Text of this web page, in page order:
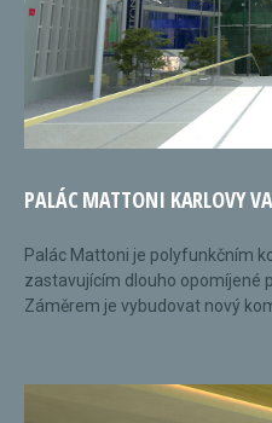
PALÁC MATTONI KARLOVY
Palác Mattoni je polyfunkčním
zastavujícím dlouho opomíjené
Záměrem je vybudovat nový